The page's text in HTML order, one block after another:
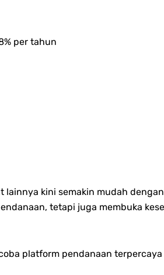
per tahun
kini semakin mudah
tetapi juga membuka
platform pendanaan terpercaya